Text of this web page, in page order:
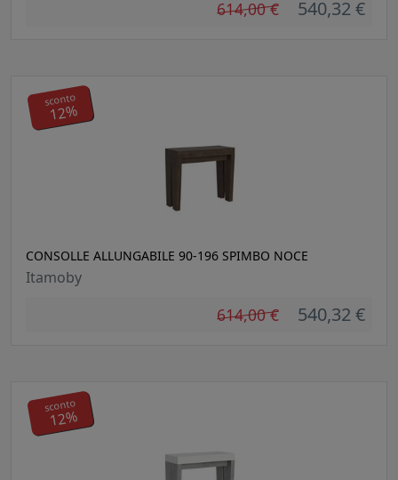
614,00 € 540,32 €
CONSOLLE ALLUNGABILE 90-196 SPIMBO NOCE
Itamoby
614,00 € 540,32 €
sconto
12%
sconto
12%